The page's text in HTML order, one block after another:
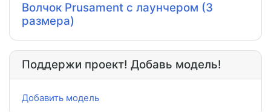
Волчок Prusament с лаунчером (3
размера)
Поддержи проект! Добавь модель!
Добавить модель